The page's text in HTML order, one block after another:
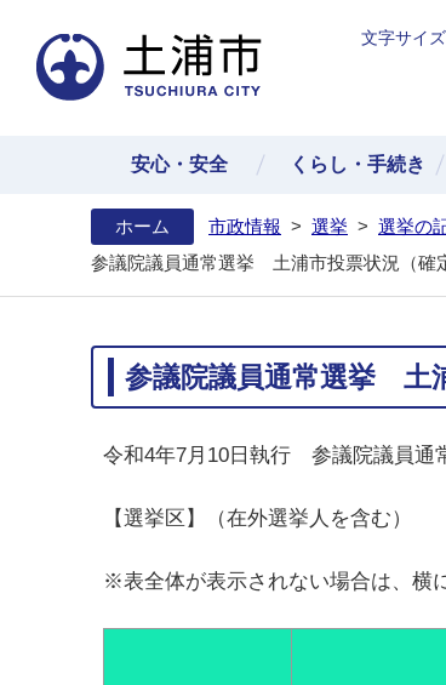
文字サイズ
安心・安全 くらし・手続き
ホーム 市政情報 > 選挙 > 選挙の
参議院議員通常選挙 土浦市投票状況（確
参議院議員通常選挙 土
令和4年7月10日執行 参議院議員
【選挙区】（在外選挙人を含む）
※表全体が表示されない場合は、横